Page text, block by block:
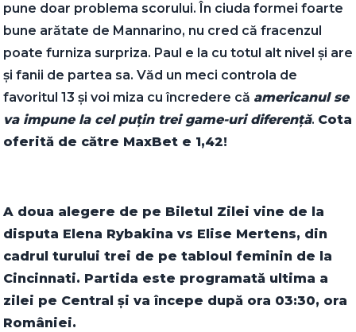
pune doar problema scorului. În ciuda formei foarte
bune arătate de Mannarino, nu cred că fracenzul
poate furniza surpriza. Paul e la cu totul alt nivel și are
și fanii de partea sa. Văd un meci controla de
favoritul 13 și voi miza cu încredere că americanul se
va impune la cel puțin trei game-uri diferență. Cota
oferită de către MaxBet e 1,42!
A doua alegere de pe Biletul Zilei vine de la
disputa Elena Rybakina vs Elise Mertens, din
cadrul turului trei de pe tabloul feminin de la
Cincinnati. Partida este programată ultima a
zilei pe Central și va începe după ora 03:30, ora
României.